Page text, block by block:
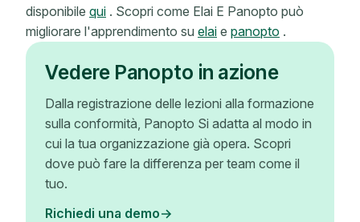
disponibile qui . Scopri come Elai E Panopto può
migliorare l'apprendimento su elai e panopto .
Vedere Panopto in azione
Dalla registrazione delle lezioni alla formazione
sulla conformità, Panopto Si adatta al modo in
cui la tua organizzazione già opera. Scopri
dove può fare la differenza per team come il
tuo.
Richiedi una demo